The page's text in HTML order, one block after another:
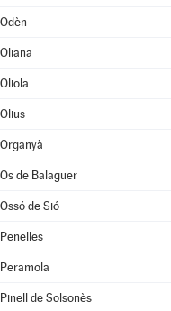
Odèn
Oliana
Oliola
Olius
Organyà
Os de Balaguer
Ossó de Sió
Penelles
Peramola
Pinell de Solsonès